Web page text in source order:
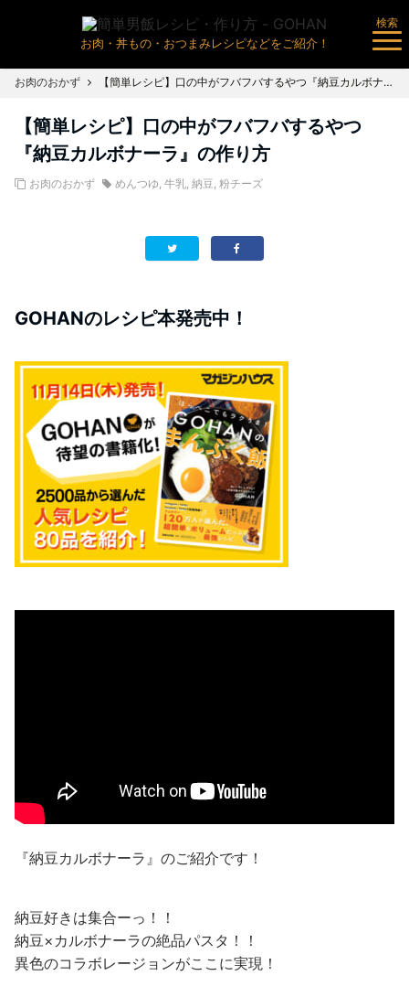
お肉・丼もの・おつまみレシピなどをご紹介！
検索
お肉のおかず 【簡単レシピ】口の中がフバフバするやつ『納豆カルボナーラ』の作り方
【簡単レシピ】口の中がフバフバするやつ
『納豆カルボナーラ』の作り方
お肉のおかず めんつゆ, 牛乳, 納豆, 粉チーズ
GOHANのレシピ本発売中！
『納豆カルボナーラ』のご紹介です！
納豆好きは集合ーっ！！
納豆×カルボナーラの絶品パスタ！！
異色のコラボレージョンがここに実現！